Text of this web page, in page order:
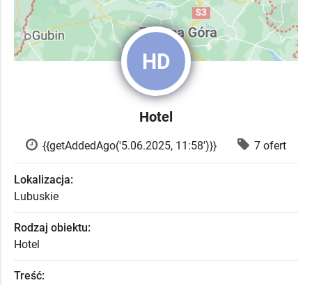
HD
Hotel
{{getAddedAgo('5.06.2025, 11:58')}} 7 ofert
Lokalizacja:
Lubuskie
Rodzaj obiektu:
Hotel
Treść: